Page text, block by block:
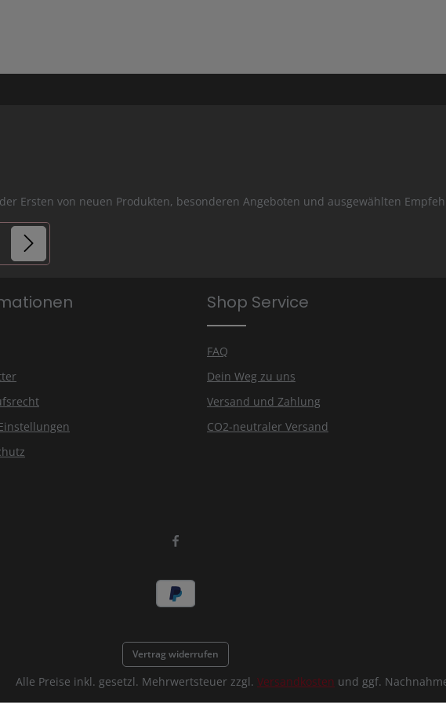
Ersten von neuen Produkten, besonderen Angeboten und ausgewählten
Shop Service
FAQ
Dein Weg zu uns
Versand und Zahlung
CO2-neutraler Versand
Vertrag widerrufen
Alle Preise inkl. gesetzl. Mehrwertsteuer zzgl. Versandkosten und ggf.